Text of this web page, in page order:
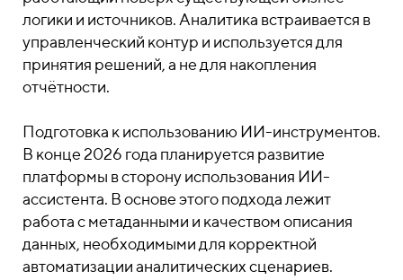
логики и источников. Аналитика встраивается в
управленческий контур и используется для
принятия решений, а не для накопления
отчётности.
Подготовка к использованию ИИ-инструментов.
В конце 2026 года планируется развитие
платформы в сторону использования ИИ-
ассистента. В основе этого подхода лежит
работа с метаданными и качеством описания
данных, необходимыми для корректной
автоматизации аналитических сценариев.